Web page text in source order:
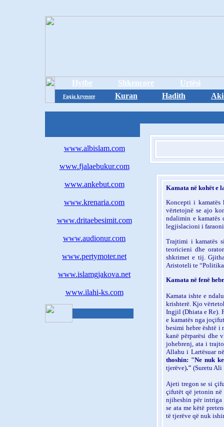
Hytbe Shkencore Urtësi
Faqja kryesore Kuran Hadith
www.albislam.com
www.fjalaebukur.com
www.ankebut.com
www.krenaria.com
www.dritaebesimit.com
www.audionur.com
www.pertymoter.net
www.islamgjakova.net
www.ilahi-ks.com
Kamata në kohët e
Koncepti i kamatës
vërtetojnë se ajo
ndalimin e kamatës
legjislacioni i
Trajtimi i kamatës
teoricieni dhe
shkrimet e tij.
Aristoteli te
Kamata në fenë
Kamata ishte e
krishterë. Kjo
Ingjil (Dhiata e Re).
e kamatës nga
besimi hebre është i
kanë përparësi dhe
johebrenj, ata i
Allahu i Lartësuar
thoshin: "Ne nuk
tjerëve)." (Suretu Ali
Ajeti tregon se si
çifutët që jetonin në
njiheshin për intriga
se ata me këtë
të tjerëve që nuk